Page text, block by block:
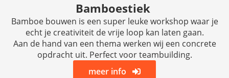
Bamboestiek
Bamboe bouwen is een super leuke workshop waar je
echt je creativiteit de vrije loop kan laten gaan.
Aan de hand van een thema werken wij een concrete
opdracht uit. Perfect voor teambuilding.
meer info